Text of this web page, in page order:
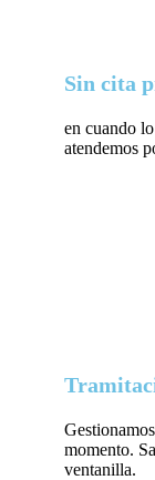
Sin cita
en cuando
atendemos
momento.
ventanilla.